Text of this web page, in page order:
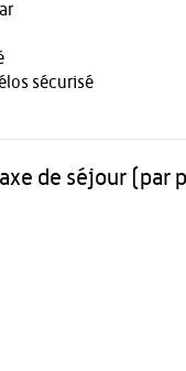
sécurisé
de séjour (par